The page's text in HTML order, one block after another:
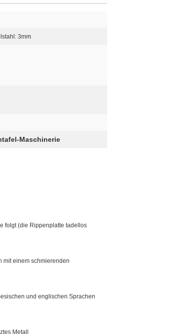
3mm
Maschinerie
folgt (die Rippenplatte tadellos
mit einem schmierenden
und englischen Sprachen
Metall